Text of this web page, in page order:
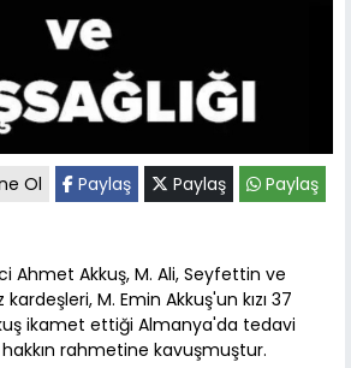
Ol Paylaş Paylaş Paylaş
Ahmet Akkuş, M. Ali, Seyfettin ve
M. Emin Akkuş'un kızı 37
ikamet ettiği Almanya'da tedavi
rahmetine kavuşmuştur.